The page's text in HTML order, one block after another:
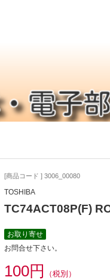
[商品コード ] 3006_00080
TOSHIBA
TC74ACT08P(F)
お取り寄せ
お問合せ下さい。
100円 （税別）